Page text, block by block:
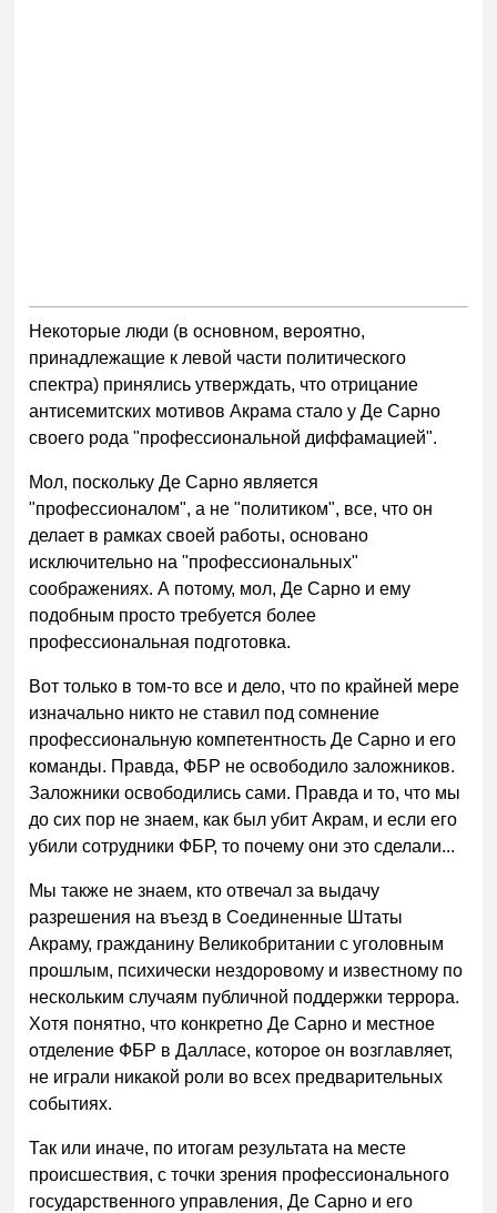
Некоторые люди (в основном, вероятно,
принадлежащие к левой части политического
спектра) принялись утверждать, что отрицание
антисемитских мотивов Акрама стало у Де Сарно
своего рода "профессиональной диффамацией".
Мол, поскольку Де Сарно является
"профессионалом", а не "политиком", все, что он
делает в рамках своей работы, основано
исключительно на "профессиональных"
соображениях. А потому, мол, Де Сарно и ему
подобным просто требуется более
профессиональная подготовка.
Вот только в том-то все и дело, что по крайней мере
изначально никто не ставил под сомнение
профессиональную компетентность Де Сарно и его
команды. Правда, ФБР не освободило заложников.
Заложники освободились сами. Правда и то, что мы
до сих пор не знаем, как был убит Акрам, и если его
убили сотрудники ФБР, то почему они это сделали...
Мы также не знаем, кто отвечал за выдачу
разрешения на въезд в Соединенные Штаты
Акраму, гражданину Великобритании с уголовным
прошлым, психически нездоровому и известному по
нескольким случаям публичной поддержки террора.
Хотя понятно, что конкретно Де Сарно и местное
отделение ФБР в Далласе, которое он возглавляет,
не играли никакой роли во всех предварительных
событиях.
Так или иначе, по итогам результата на месте
происшествия, с точки зрения профессионального
государственного управления, Де Сарно и его